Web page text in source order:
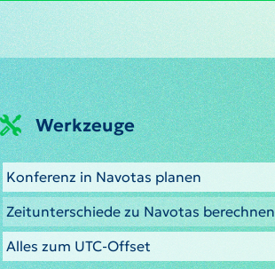
Werkzeuge
Konferenz in Navotas planen
Zeitunterschiede zu Navotas berechnen
Alles zum UTC-Offset